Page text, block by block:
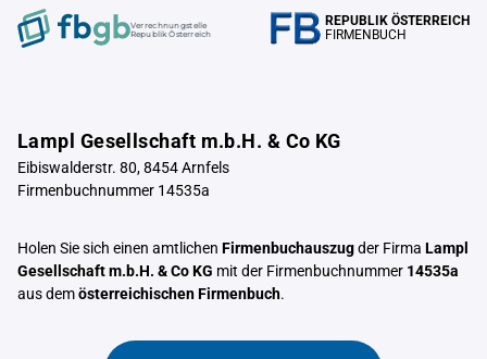
Verrechnungstelle
Republik Österreich
REPUBLIK ÖSTERREICH
FIRMENBUCH
Lampl Gesellschaft m.b.H. & Co KG
Eibiswalderstr. 80, 8454 Arnfels
Firmenbuchnummer 14535a
Holen Sie sich einen amtlichen Firmenbuchauszugder Firma Lampl
Gesellschaft m.b.H. & Co KG mit der Firmenbuchnummer 14535a
aus demösterreichischen Firmenbuch.